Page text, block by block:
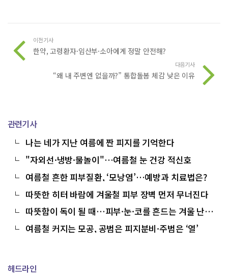
이전기사
한약, 고령환자·임산부·소아에게 정말 안전해?
다음기사
“왜 내 주변엔 없을까?” 통합돌봄 체감 낮은 이유
관련기사
나는 네가 지난 여름에 짠 피지를 기억한다
"자외선·냉방·물놀이"…여름철 눈 건강 적신호
여름철 흔한 피부질환, ‘모낭염’…예방과 치료법은?
따뜻한 히터 바람에 겨울철 피부 장벽 먼저 무너진다
따뜻함이 독이 될 때…피부·눈·코를 흔드는 겨울 난
방
여름철 커지는 모공, 공범은 피지분비·주범은 ‘열’
헤드라인